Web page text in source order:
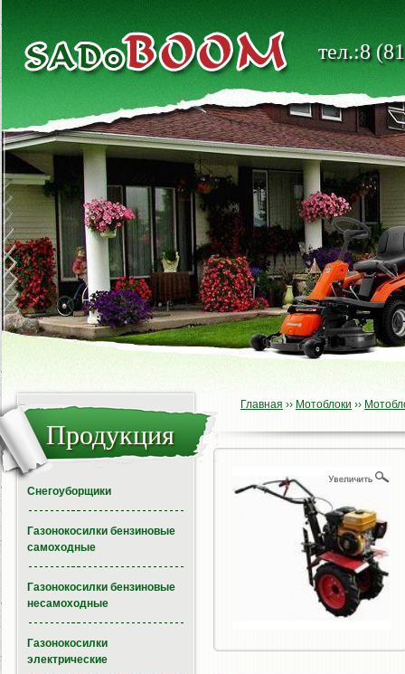
тел.:8
Главная ›› Мотоблоки ››
Продукция
Снегоуборщики
Газонокосилки бензиновые
самоходные
Газонокосилки бензиновые
несамоходные
Газонокосилки
электрические